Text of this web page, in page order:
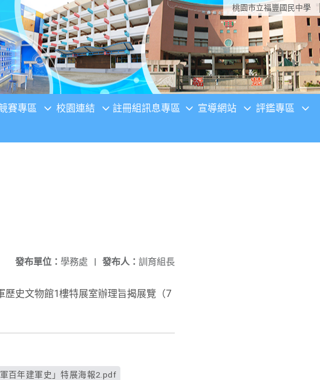
桃園市立福豐國民中學
賽專區 校園連結 註冊組訊息專區 宣導網站 評鑑專區
發布人： 訓育組長
發布單位： 學務處 |
史文物館1樓特展室辦理旨揭展覽（7
百年建軍史」特展海報2.pdf